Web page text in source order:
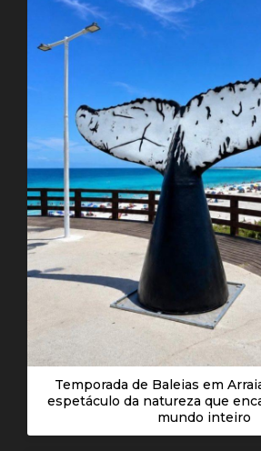
Temporada de Baleias em
espetáculo da natureza que
mundo inteiro